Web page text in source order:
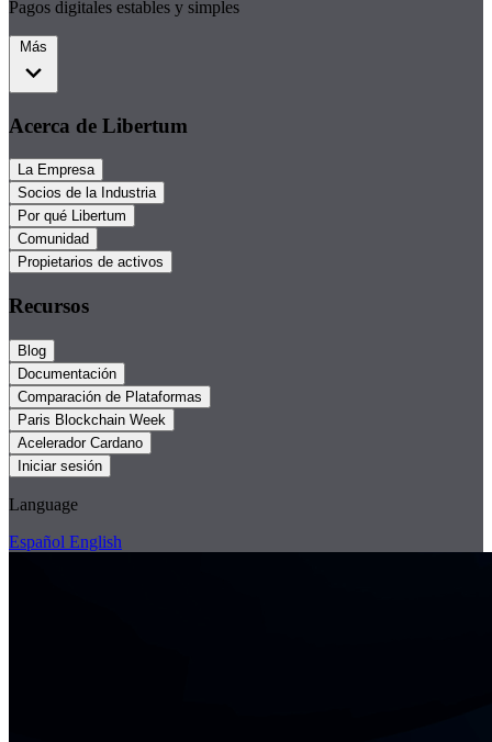
Pagos digitales estables y simples
Más
Acerca de Libertum
La Empresa
Socios de la Industria
Por qué Libertum
Comunidad
Propietarios de activos
Recursos
Blog
Documentación
Comparación de Plataformas
Paris Blockchain Week
Acelerador Cardano
Iniciar sesión
Language
Español English